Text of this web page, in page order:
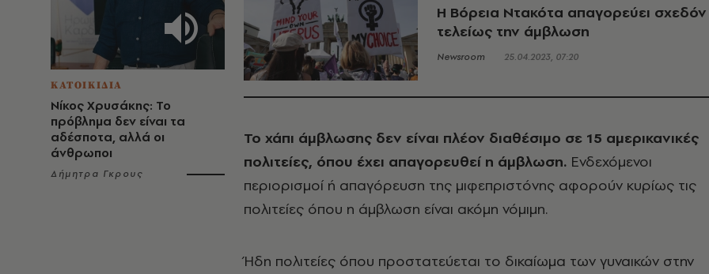
ΚΑΤΟΙΚΙΔΙΑ
Νίκος Χρυσάκης: Το
πρόβλημα δεν είναι τα
αδέσποτα, αλλά οι
άνθρωποι
Δήμητρα Γκρους
Η Βόρεια Ντακότα απαγορεύει σχεδόν
τελείως την άμβλωση
Newsroom 25.04.2023, 07:20
Το χάπι άμβλωσης δεν είναι πλέον διαθέσιμο σε 15 αμερικανικές
πολιτείες, όπου έχει απαγορευθεί η άμβλωση. Ενδεχόμενοι
περιορισμοί ή απαγόρευση της μιφεπριστόνης αφορούν κυρίως τις
πολιτείες όπου η άμβλωση είναι ακόμη νόμιμη.
Ήδη πολιτείες όπου προστατεύεται το δικαίωμα των γυναικών στην